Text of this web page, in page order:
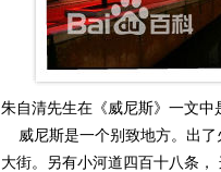
朱自清先生在《威尼斯》一文中
威尼斯是一个别致地方。出了
大街。另有小河道四百十八条，